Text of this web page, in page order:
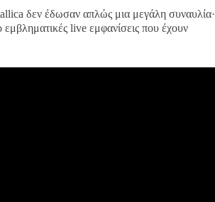
δεν έδωσαν απλώς μια μεγάλη συναυλία·
εμβληματικές live εμφανίσεις που έχουν